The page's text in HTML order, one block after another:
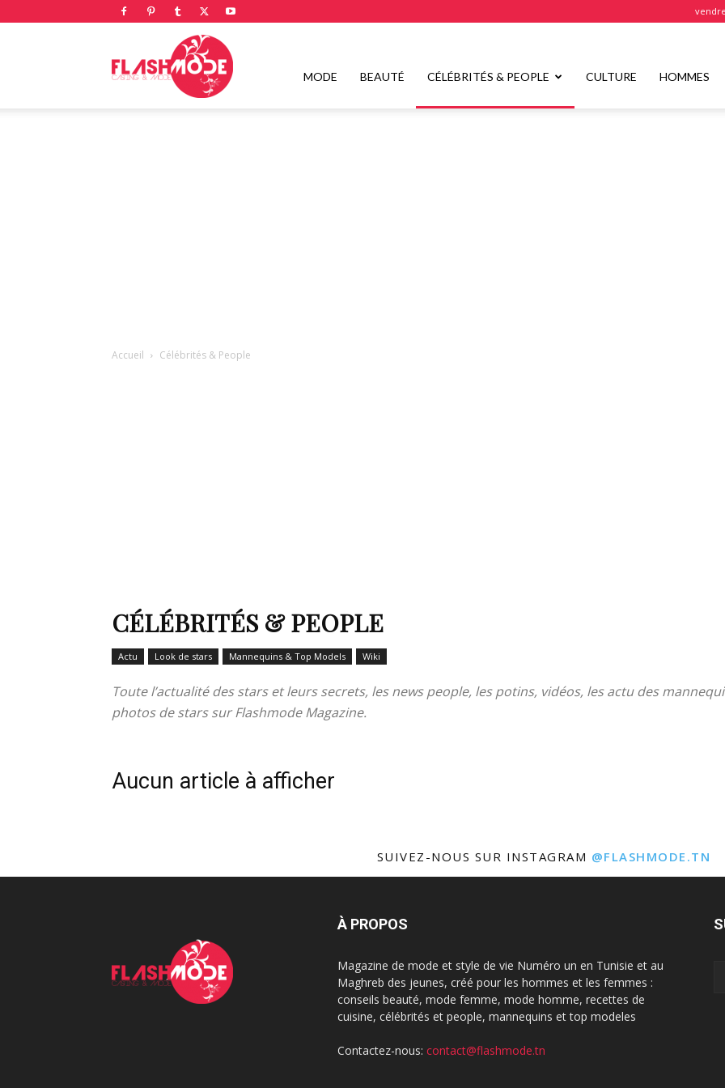
Flashmode
style
MODE BEAUTÉ CÉLÉBRITÉS & PEOPLE CULTURE HOMMES
Accueil Célébrités & People
CÉLÉBRITÉS & PEOPLE
Actu Look de stars Mannequins & Top Models Wiki
Toute l’actualité des stars et leurs secrets, les news people, les potins, vidéos, les actu des
photos de stars sur Flashmode Magazine.
Aucun article à afficher
SUIVEZ-NOUS SUR INSTAGRAM @FLASHMODE.TN
À PROPOS
Magazine de mode et style de vie Numéro un en Tunisie et au
Maghreb des jeunes, créé pour les hommes et les femmes :
conseils beauté, mode femme, mode homme, recettes de
cuisine, célébrités et people, mannequins et top modeles
Contactez-nous: contact@flashmode.tn